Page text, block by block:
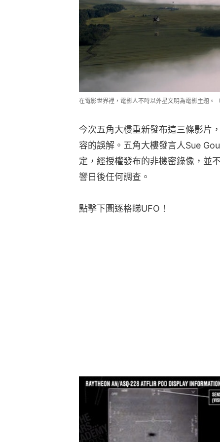
在電影世界裡，電影人不時以外星文明為電影主題。
今次五角大樓重新發布這三條影片
容的誤解。五角大樓發言人Sue
定，經授權發布的非機密錄像，並
響日後任何調查。
點擊下圖逐格睇UFO！